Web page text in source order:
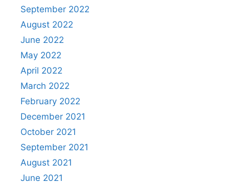
September 2022
August 2022
June 2022
May 2022
April 2022
March 2022
February 2022
December 2021
October 2021
September 2021
August 2021
June 2021